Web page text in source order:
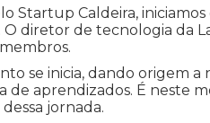
Startup Caldeira,
diretor de tecnologia da
se inicia, dando origem a
de aprendizados. É neste
jornada.